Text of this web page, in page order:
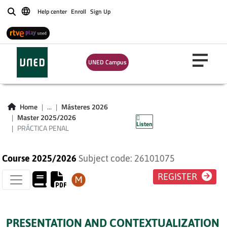
BuscarHelp center Enroll Sign Up
UNED Campus
Home ...
Másteres 2026
Master 2025/2026
PRÁCTICA PENAL
Listen
PRÁCTICA PENAL
Course 2025/2026 Subject code: 26101075
REGISTER
PRESENTATION AND CONTEXTUALIZATION